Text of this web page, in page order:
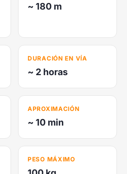
~ 180 m
DURACIÓN EN VÍA
~ 2 horas
APROXIMACIÓN
~ 10 min
PESO MÁXIMO